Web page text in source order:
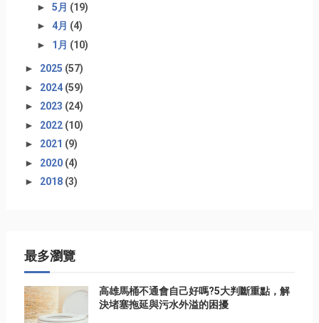
► 5月 (19)
► 4月 (4)
► 1月 (10)
► 2025 (57)
► 2024 (59)
► 2023 (24)
► 2022 (10)
► 2021 (9)
► 2020 (4)
► 2018 (3)
最多瀏覽
高雄馬桶不通會自己好嗎?5大判斷重點，解
決堵塞拖延與污水外溢的困擾